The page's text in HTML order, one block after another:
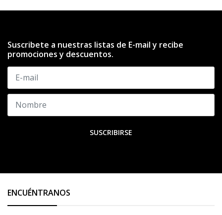
Suscribete a nuestras listas de E-mail y recibe
promociones y descuentos.
SUSCRIBIRSE
ENCUÉNTRANOS